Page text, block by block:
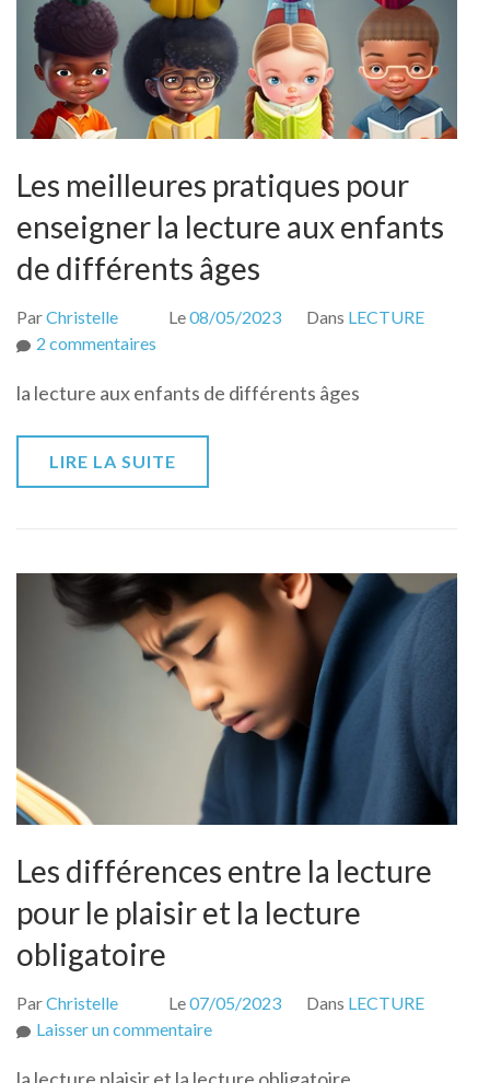
Les meilleures pratiques pour
enseigner la lecture aux enfants
de différents âges
ParChristelle Le08/05/2023 Dans LECTURE
2 commentaires
meilleures
enseigner
enfants
de
différents
âges
la lecture aux enfants de différents âges
LIRE LA SUITE
Les différences entre la lecture
pour le plaisir et la lecture
obligatoire
ParChristelle Le07/05/2023 Dans LECTURE
Laisser un commentairesur